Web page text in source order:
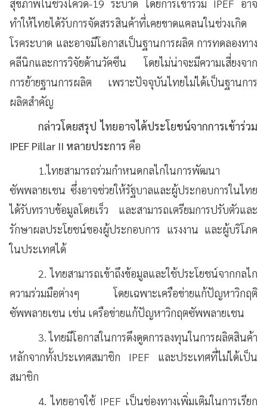
สุขภาพในช่วงโควิด-19 ระบาด โดยการเข้าร่วม IPEF อาจ
ทำให้ไทยได้รับการจัดสรรสินค้าที่เคยขาดแคลนในช่วงเกิด
โรคระบาด และอาจมีโอกาสเป็นฐานการผลิต การทดลองทาง
คลีนิกและการวิจัยด้านวัคซีน โดยไม่น่าจะมีความเสี่ยงจาก
การย้ายฐานการผลิต เพราะปัจจุบันไทยไม่ได้เป็นฐานการ
ผลิตสำคัญ
กล่าวโดยสรุป ไทยอาจได้ประโยชน์จากการเข้าร่วม
IPEF Pillar II หลายประการ คือ
1.ไทยสามารถร่วมกำหนดกลไกในการพัฒนา
ซัพพลายเชน ซึ่งอาจช่วยให้รัฐบาลและผู้ประกอบการในไทย
ได้รับทราบข้อมูลโดยเร็ว และสามารถเตรียมการปรับตัวและ
รักษาผลประโยชน์ของผู้ประกอบการ แรงงาน และผู้บริโภค
ในประเทศได้
2. ไทยสามารถเข้าถึงข้อมูลและใช้ประโยชน์จากกลไก
ความร่วมมือต่างๆ โดยเฉพาะเครือข่ายแก้ปัญหาวิกฤติ
ซัพพลายเชน เช่น เครือข่ายแก้ปัญหาวิกฤตซัพพลายเชน
3. ไทยมีโอกาสในการดึงดูดการลงทุนในการผลิตสินค้า
หลักจากทั้งประเทศสมาชิก IPEF และประเทศที่ไม่ได้เป็น
สมาชิก
4. ไทยอาจใช้ IPEF เป็นช่องทางเพิ่มเติมในการเรียก